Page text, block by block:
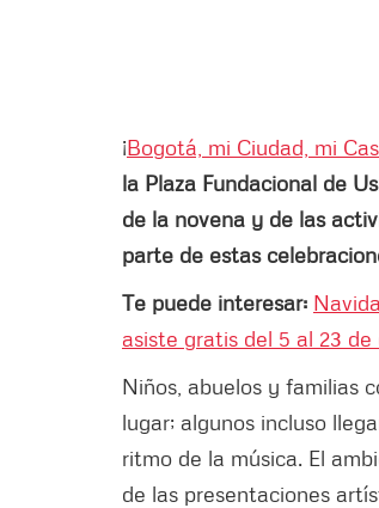
¡Bogotá, mi Ciudad, mi
la Plaza Fundacional de
de la novena y de las
parte de estas
Te puede interesar:
asiste gratis del 5 al 23 de
Niños, abuelos y familias
lugar; algunos incluso
ritmo de la música. El
de las presentaciones